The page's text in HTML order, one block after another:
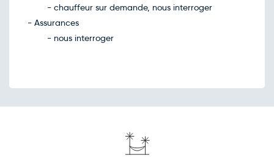
- chauffeur sur demande, nous interroger
- Assurances
- nous interroger